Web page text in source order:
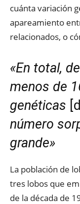
cuánta variación
apareamiento
relacionados, o
«En total,
menos de
genéticas
número
grande»
La población de
tres lobos que
de la década de